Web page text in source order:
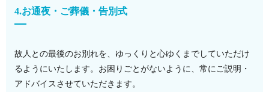
4.お通夜・ご葬儀・告別式
故人との最後のお別れを、ゆっくりと心ゆくまでしていただけ
るようにいたします。お困りごとがないように、常にご説明・
アドバイスさせていただきます。